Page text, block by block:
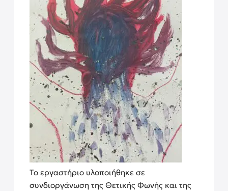
Το εργαστήριο υλοποιήθηκε σε
συνδιοργάνωση της Θετικής Φωνής και της